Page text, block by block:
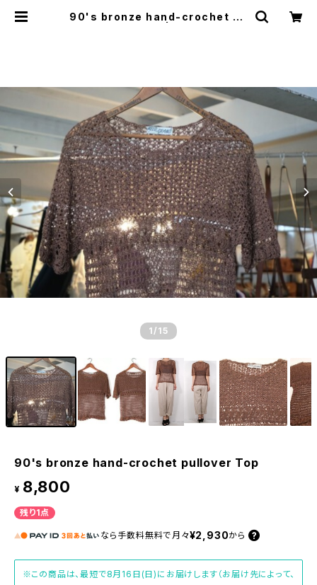
90's bronze hand-crochet pu
1 /15
90's bronze hand-crochet pullover Top
¥ 8,800
残り1点
なら 手数料無料で 月々¥2,930から
※この商品は、最短で8月16日(日)にお届けします（お届け先によって、